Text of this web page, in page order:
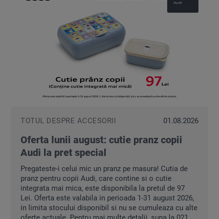
TOTUL DESPRE ACCESORII 01.08.2026
Oferta lunii august: cutie pranz copii
Audi la pret special
Pregateste-i celui mic un pranz pe masura! Cutia de
pranz pentru copii Audi, care contine si o cutie
integrata mai mica, este disponibila la pretul de 97
Lei. Oferta este valabila in perioada 1-31 august 2026,
in limita stocului disponibil si nu se cumuleaza cu alte